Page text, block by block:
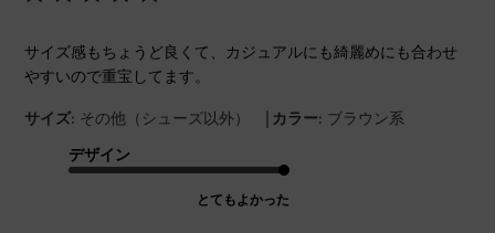
サイズ感もちょうど良くて、カジュアルにも綺麗めにも合わせ
やすいので重宝してます。
サイズ: その他（シューズ以外） | カラー: ブラウン系
デザイン
とてもよかった